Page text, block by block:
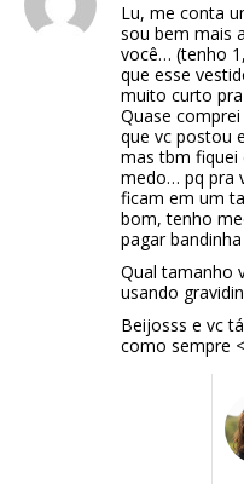
Lu, me conta
sou bem mais
você… (tenho
que esse
muito curto
Quase
que vc postou
mas tbm fiquei
medo… pq pra
ficam em um
bom, tenho
pagar
Qual tamanho
usando
Beijosss e vc
como sempre